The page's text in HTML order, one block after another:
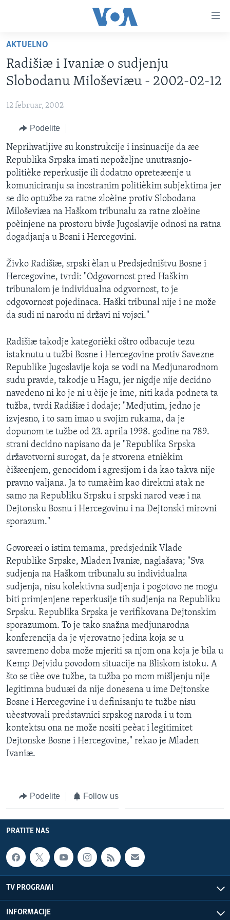
glavni
sadržaj
Idi
na
glavnu
pretragu
NASLOVNA
RUBRIKE
BALKAN
GLOBALNE TEME
EKONOMIJA
NAUKA I TEHNOLOGIJA
MEDICINA
KULTURA
DRUŠTVO
SPORT
INTERVJU
OTVORENI STUDIO
IZ AMERIKE
PRATITE NAS
Jezici
AKTUELNO
Radišiæ i Ivaniæ o sudjenju
Slobodanu Miloševiæu - 2002-02-12
12 februar, 2002
Podelite
Neprihvatljive su konstrukcije i insinuacije da æe
Republika Srpska imati nepoželjne unutrasnjo-
politièke reperkusije ili dodatno opreteæenje u
komuniciranju sa inostranim politièkim subjektima jer
se dio optužbe za ratne zloèine protiv Slobodana
Miloševiæa na Haškom tribunalu za ratne zloèine
poèinjene na prostoru bivše Jugoslavije odnosi na ratna
dogadjanja u Bosni i Hercegovini.
Živko Radišiæ, srpski èlan u Predsjedništvu Bosne i
Hercegovine, tvrdi: "Odgovornost pred Haškim
tribunalom je individualna odgvornost, to je
odgovornost pojedinaca. Haški tribunal nije i ne može
da sudi ni narodu ni državi ni vojsci."
Radišiæ takodje kategorièki oštro odbacuje tezu
istaknutu u tužbi Bosne i Hercegovine protiv Savezne
Republike Jugoslavije koja se vodi na Medjunarodnom
sudu pravde, takodje u Hagu, jer nigdje nije decidno
navedeno ni ko je ni u èije je ime, niti kada podneta ta
tužba, tvrdi Radišiæ i dodaje; "Medjutim, jedno je
izvjesno, i to sam imao u svojim rukama, da je
dopunom te tužbe od 23. aprila 1998. godine na 789.
strani decidno napisano da je "Republika Srpska
državotvorni surogat, da je stvorena etnièkim
èišæenjem, genocidom i agresijom i da kao takva nije
pravno valjana. Ja to tumaèim kao direktni atak ne
samo na Republiku Srpsku i srpski narod veæ i na
Dejtonsku Bosnu i Hercegovinu i na Dejtonski mirovni
sporazum."
Govoreæi o istim temama, predsjednik Vlade
Republike Srpske, Mladen Ivaniæ, naglašava; "Sva
sudjenja na Haškom tribunalu su individualna
sudjenja, nisu kolektivna sudjenja i pogotovo ne mogu
biti primjenjene reperkusije tih sudjenja na Republiku
Srpsku. Republika Srpska je verifikovana Dejtonskim
sporazumom. To je tako snažna medjunarodna
konferencija da je vjerovatno jedina koja se u
savremeno doba može mjeriti sa njom ona koja je bila u
Kemp Dejvidu povodom situacije na Bliskom istoku. A
što se tièe ove tužbe, ta tužba po mom mišljenju nije
legitimna buduæi da nije donesena u ime Dejtonske
Bosne i Hercegovine i u definisanju te tužbe nisu
uèestvovali predstavnici srpskog naroda i u tom
kontektsu ona ne može nositi peèat i legitimitet
Dejtonske Bosne i Hercegovine," rekao je Mladen
Ivaniæ.
Podelite Follow us
PRATITE NAS
TV PROGRAMI
INFORMACIJE